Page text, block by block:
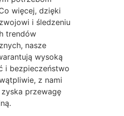
więcej, dzięki
i śledzeniu
trendów
nasze
wysoką
i bezpieczeństwo
z nami
przewagę